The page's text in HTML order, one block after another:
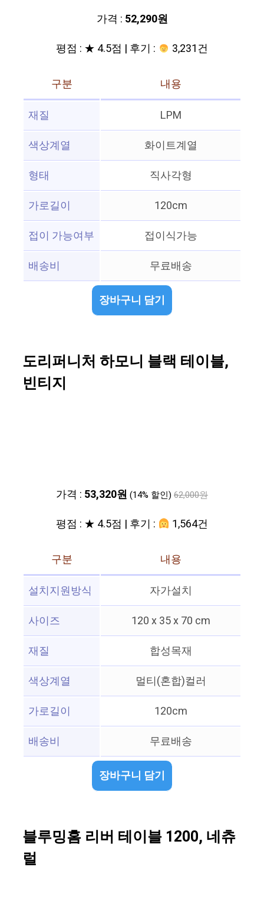
가격 : 52,290원
평점 : ★ 4.5점 | 후기 :
3,231건
구분
내용
재질
LPM
색상계열
화이트계열
형태
직사각형
가로길이
120cm
접이 가능여부
접이식가능
배송비
무료배송
장바구니 담기
도리퍼니처 하모니 블랙 테이블,
빈티지
가격 : 53,320원 (14% 할인) 62,000원
평점 : ★ 4.5점 | 후기 : 1,564건
구분
내용
설치지원방식
자가설치
사이즈
120 x 35 x 70 cm
재질
합성목재
색상계열
멀티(혼합)컬러
가로길이
120cm
배송비
무료배송
장바구니 담기
블루밍홈 리버 테이블 1200, 네츄
럴